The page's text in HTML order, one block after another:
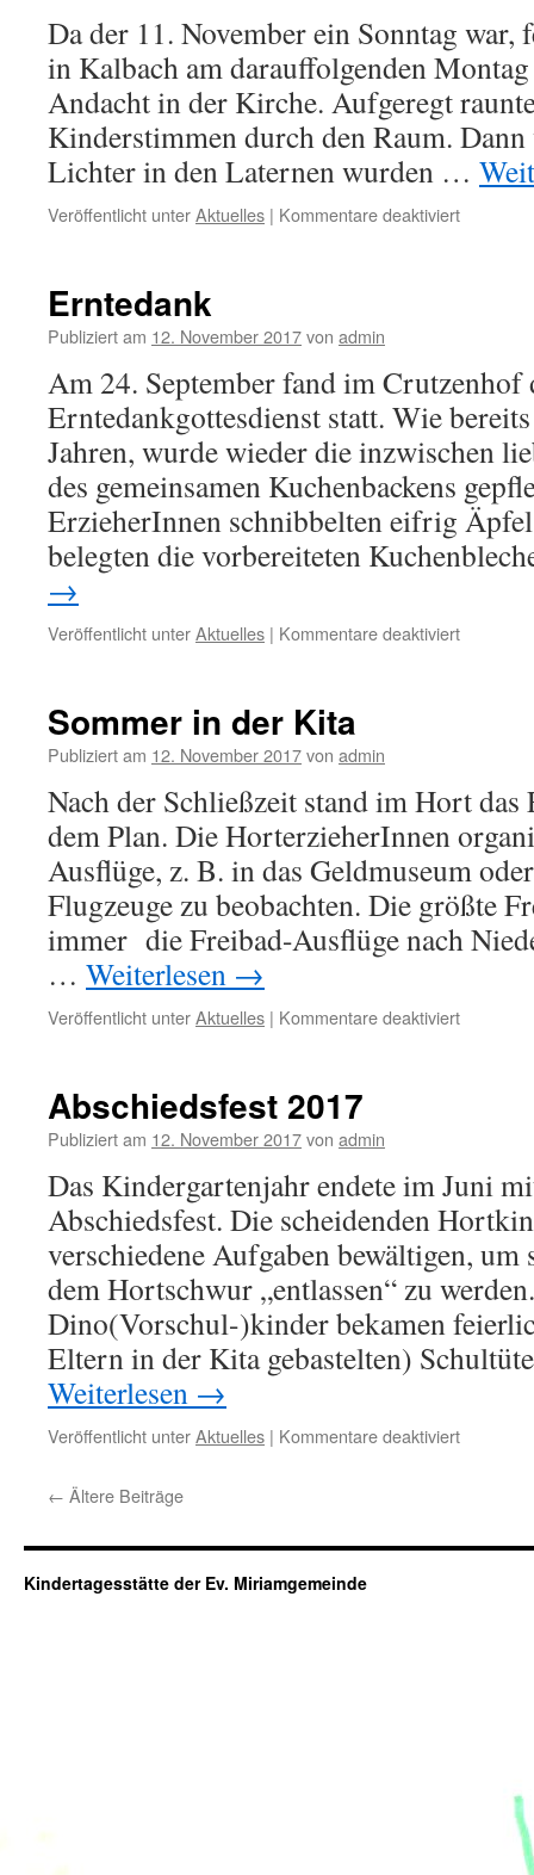
Da der 11. November ein Sonntag
in Kalbach am darauffolgenden
Andacht in der Kirche. Aufgeregt
Kinderstimmen durch den Raum.
Lichter in den Laternen wurden …
Veröffentlicht unterAktuelles | Kommentare deaktiviert
Erntedank
Publiziert am 12. November 2017von admin
Am 24. September fand im Crutzenhof
Erntedankgottesdienst statt. Wie
Jahren, wurde wieder die inzwischen
des gemeinsamen Kuchenbackens
ErzieherInnen schnibbelten eifrig
belegten die vorbereiteten
→
Veröffentlicht unterAktuelles | Kommentare deaktiviert
Sommer in der Kita
Publiziert am 12. November 2017von admin
Nach der Schließzeit stand im Hort
dem Plan. Die HorterzieherInnen
Ausflüge, z. B. in das Geldmuseum
Flugzeuge zu beobachten. Die größte
immer die Freibad-Ausflüge nach
… Weiterlesen →
Veröffentlicht unterAktuelles | Kommentare deaktiviert
Abschiedsfest 2017
Publiziert am 12. November 2017von admin
Das Kindergartenjahr endete im Juni
Abschiedsfest. Die scheidenden
verschiedene Aufgaben bewältigen,
dem Hortschwur „entlassen“ zu
Dino(Vorschul-)kinder bekamen
Eltern in der Kita gebastelten)
Weiterlesen →
Veröffentlicht unterAktuelles | Kommentare deaktiviert
← Ältere Beiträge
Kindertagesstätte der Ev. Miriamgemeinde